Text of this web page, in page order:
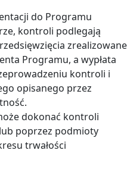
do Programu
kontroli podlegają
zrealizowane
Programu, a wypłata
kontroli i
opisanego przez
dokonać kontroli
poprzez podmioty
trwałości